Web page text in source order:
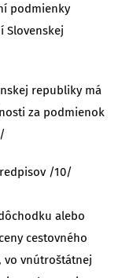
podmienky
Slovenskej
republiky má
za podmienok
/10/
alebo
cestovného
vo vnútroštátnej